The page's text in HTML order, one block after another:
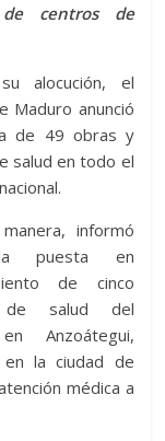
de centros de
alocución, el
Maduro anunció
de 49 obras y
salud en todo el
informó
puesta en
de cinco
de salud del
Anzoátegui,
en la ciudad de
médica a